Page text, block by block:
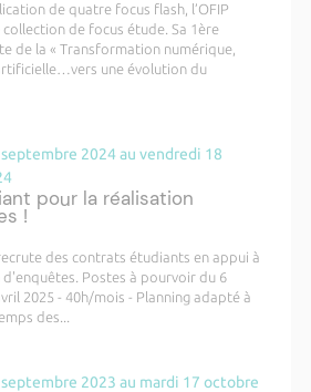
de quatre focus flash, l’OFIP
de focus étude. Sa 1ère
de la « Transformation numérique,
une évolution du
2024 au vendredi 18
pour la réalisation
!
des contrats étudiants en appui à
d'enquêtes. Postes à pourvoir du 6
2025 - 40h/mois - Planning adapté à
des...
2023 au mardi 17 octobre